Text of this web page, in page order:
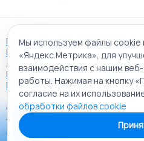
Пользовательское соглашение
Политика АО "РАД" в отношении
данных
Политика обработки файлов
Карта сайта
© 2009 - 2026 АО «Российский
универсальная торговая
Создание сайта: Alt It Solutions
Мы используем файлы cookie
«Яндекс.Метрика», для
взаимодействия с нашим
работы. Нажимая на кнопку
согласие на их
обработки файлов cookie
Приложение «РАД
Теперь у вас в кармане